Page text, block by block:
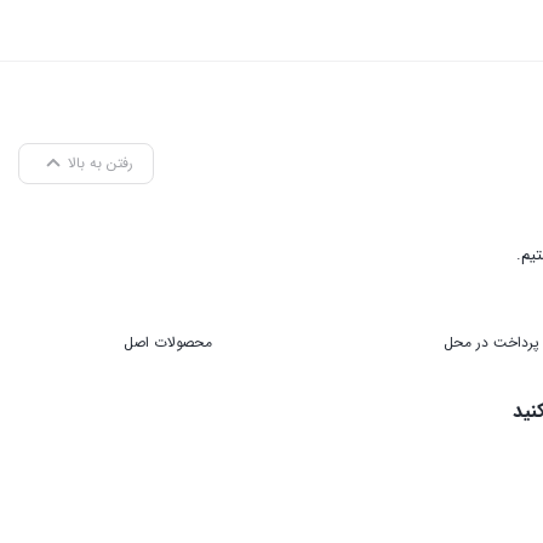
یونیت انژکتور به طور یکپارچه با انژکتورها کار می‌کند و از این رو دقت
این شیرها وارد عمل می‌شوند و از افزایش فشار بیش از حد جلوگیری
رفتن به بالا
پرداخت در محل محصولات اصل